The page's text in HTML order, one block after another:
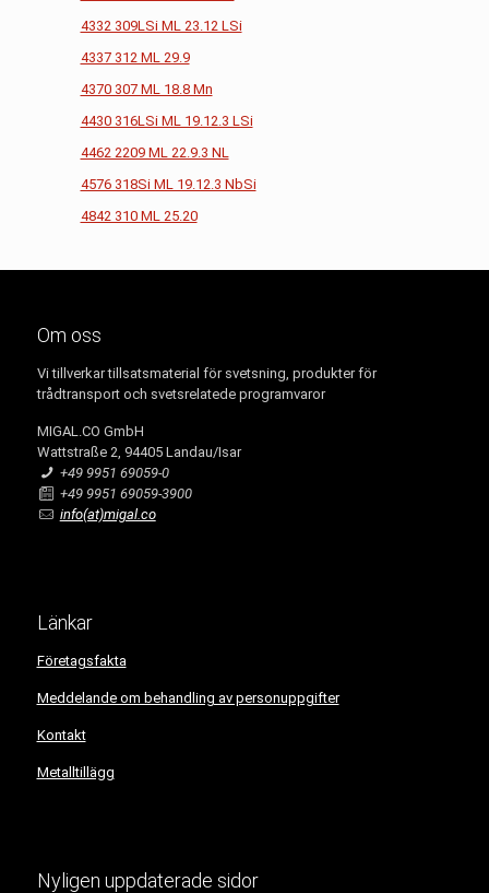
4332 309LSi ML 23.12 LSi
4337 312 ML 29.9
4370 307 ML 18.8 Mn
4430 316LSi ML 19.12.3 LSi
4462 2209 ML 22.9.3 NL
4576 318Si ML 19.12.3 NbSi
4842 310 ML 25.20
Om oss
Vi tillverkar tillsatsmaterial för svetsning, produkter för
trådtransport och svetsrelatede programvaror
MIGAL.CO GmbH
Wattstraße 2, 94405 Landau/Isar
+49 9951 69059-0
+49 9951 69059-3900
info(at)migal.co
Länkar
Företagsfakta
Meddelande om behandling av personuppgifter
Kontakt
Metalltillägg
Nyligen uppdaterade sidor